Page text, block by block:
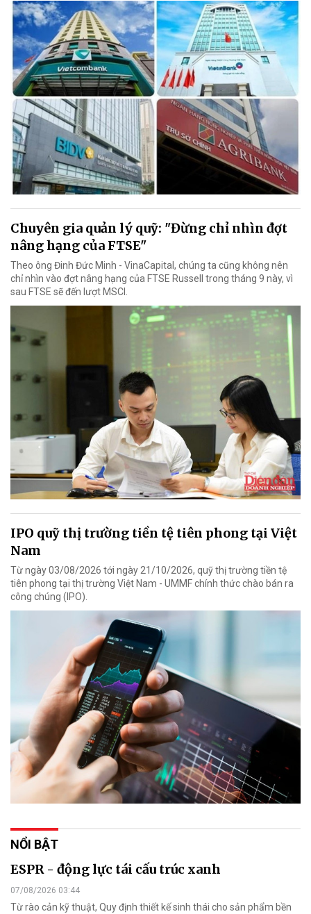
Chuyên gia quản lý quỹ: "Đừng chỉ nhìn đợt
nâng hạng của FTSE"
Theo ông Đinh Đức Minh - VinaCapital, chúng ta cũng không nên
chỉ nhìn vào đợt nâng hạng của FTSE Russell trong tháng 9 này, vì
sau FTSE sẽ đến lượt MSCI.
IPO quỹ thị trường tiền tệ tiên phong tại Việt
Nam
Từ ngày 03/08/2026 tới ngày 21/10/2026, quỹ thị trường tiền tệ
tiên phong tại thị trường Việt Nam - UMMF chính thức chào bán ra
công chúng (IPO).
NỔI BẬT
ESPR - động lực tái cấu trúc xanh
07/08/2026 03:44
Từ rào cản kỹ thuật, Quy định thiết kế sinh thái cho sản phẩm bền